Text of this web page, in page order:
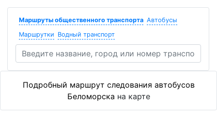
Маршруты общественного транспорта Автобусы
Маршрутки Водный транспорт
Подробный маршрут следования автобусов
Беломорска на карте